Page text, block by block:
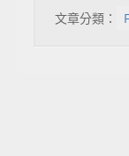
文章分類：